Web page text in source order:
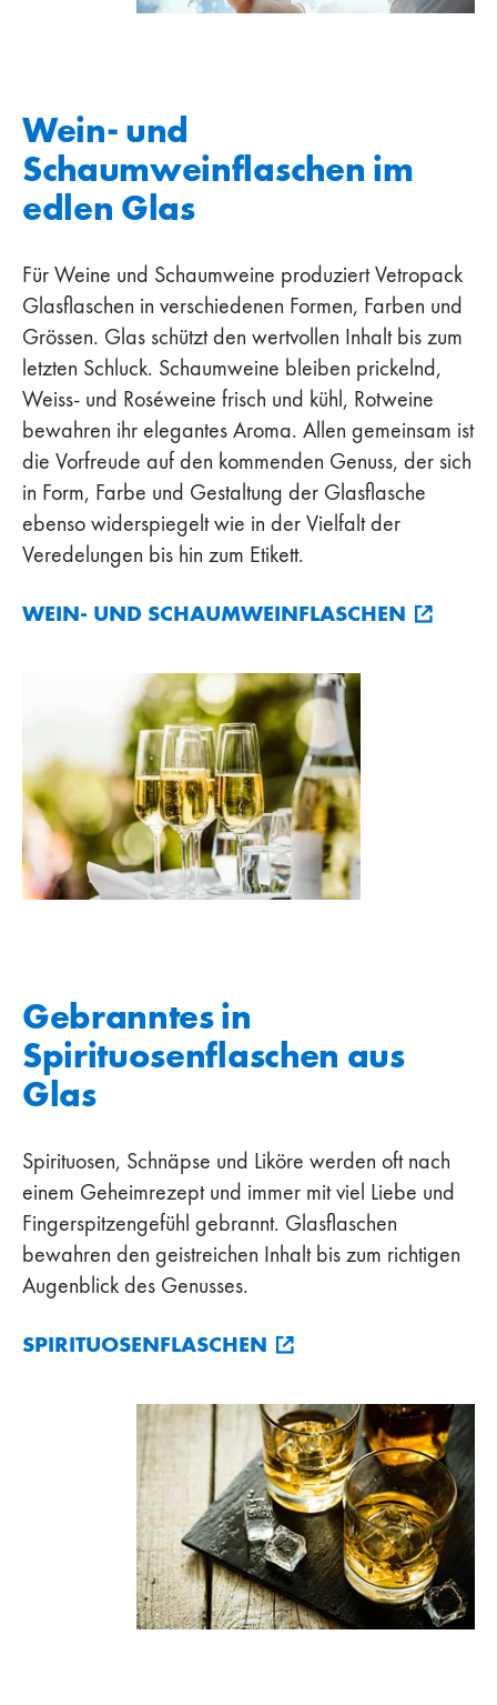
Wein- und
Schaumweinflaschen im
edlen Glas
Für Weine und Schaumweine produziert Vetropack
Glasflaschen in verschiedenen Formen, Farben und
Grössen. Glas schützt den wertvollen Inhalt bis zum
letzten Schluck. Schaumweine bleiben prickelnd,
Weiss- und Roséweine frisch und kühl, Rotweine
bewahren ihr elegantes Aroma. Allen gemeinsam ist
die Vorfreude auf den kommenden Genuss, der sich
in Form, Farbe und Gestaltung der Glasflasche
ebenso widerspiegelt wie in der Vielfalt der
Veredelungen bis hin zum Etikett.
WEIN- UND SCHAUMWEINFLASCHEN
Gebranntes in
Spirituosenflaschen aus
Glas
Spirituosen, Schnäpse und Liköre werden oft nach
einem Geheimrezept und immer mit viel Liebe und
Fingerspitzengefühl gebrannt. Glasflaschen
bewahren den geistreichen Inhalt bis zum richtigen
Augenblick des Genusses.
SPIRITUOSENFLASCHEN